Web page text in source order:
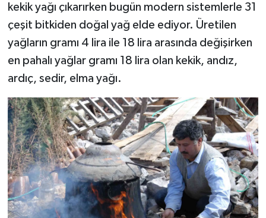
kekik yağı çıkarırken bugün modern sistemlerle 31
çeşit bitkiden doğal yağ elde ediyor. Üretilen
yağların gramı 4 lira ile 18 lira arasında değişirken
en pahalı yağlar gramı 18 lira olan kekik, andız,
ardıç, sedir, elma yağı.